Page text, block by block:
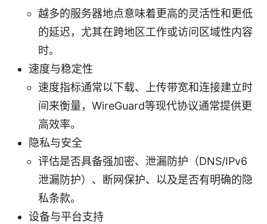
越多的服务器地点意味着更高的灵活性和更低
的延迟，尤其在跨地区工作或访问区域性内容
时。
速度与稳定性
速度指标通常以下载、上传带宽和连接建立时
间来衡量，WireGuard等现代协议通常提供更
高效率。
隐私与安全
评估是否具备强加密、泄漏防护（DNS/IPv6
泄漏防护）、断网保护、以及是否有明确的隐
私条款。
设备与平台支持